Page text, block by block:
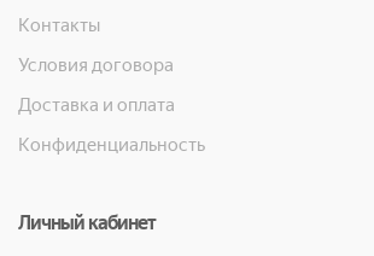
Контакты
Условия договора
Доставка и оплата
Конфиденциальность
Личный кабинет